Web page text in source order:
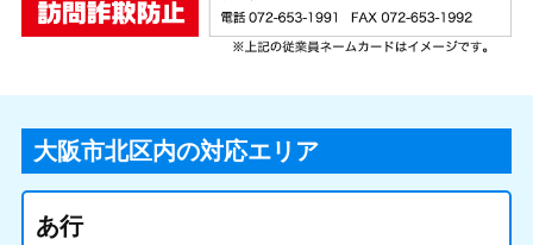
大阪市北区内の対応エリア
あ行